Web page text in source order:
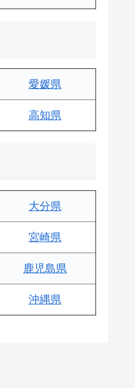
愛媛県
高知県
大分県
宮崎県
鹿児島県
沖縄県